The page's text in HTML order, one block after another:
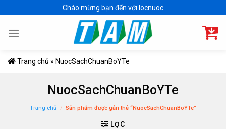
to
content
Chào mừng bạn đến với locnuoc
Trang chủ » NuocSachChuanBoYTe
NuocSachChuanBoYTe
Trang chủ / Sản phẩm được gắn thẻ “NuocSachChuanBoYTe”
LỌC